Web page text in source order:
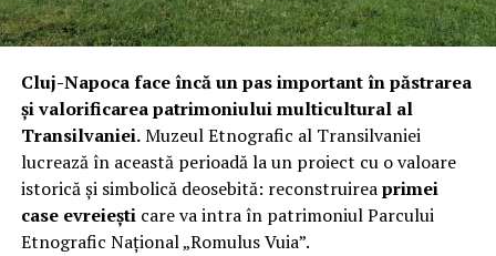
Cluj-Napoca face încă un pas important în păstrarea
și valorificarea patrimoniului multicultural al
Transilvaniei.Muzeul Etnografic al Transilvaniei
lucrează în această perioadă la un proiect cu o valoare
istorică și simbolică deosebită: reconstruireaprimei
case evreieșticare va intra în patrimoniul Parcului
Etnografic Național „Romulus Vuia”.